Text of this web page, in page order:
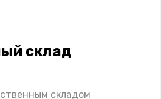
склад
складом